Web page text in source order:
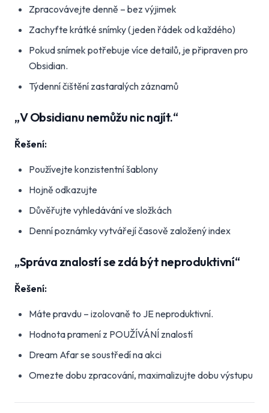
Zpracovávejte denně – bez výjimek
Zachyťte krátké snímky (jeden řádek od každého)
Pokud snímek potřebuje více detailů, je připraven pro
Obsidian.
Týdenní čištění zastaralých záznamů
„V Obsidianu nemůžu nic najít.“
Řešení:
Používejte konzistentní šablony
Hojně odkazujte
Důvěřujte vyhledávání ve složkách
Denní poznámky vytvářejí časově založený index
„Správa znalostí se zdá být neproduktivní“
Řešení:
Máte pravdu – izolovaně to JE neproduktivní.
Hodnota pramení z POUŽÍVÁNÍ znalostí
Dream Afar se soustředí na akci
Omezte dobu zpracování, maximalizujte dobu výstupu